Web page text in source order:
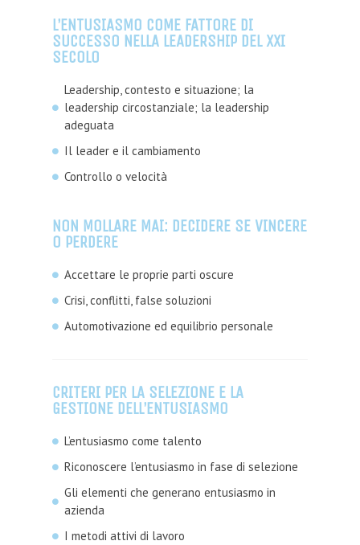
L’ENTUSIASMO COME FATTORE DI
SUCCESSO NELLA LEADERSHIP DEL XXI
SECOLO
Leadership, contesto e situazione; la
leadership circostanziale; la leadership
adeguata
Il leader e il cambiamento
Controllo o velocità
NON MOLLARE MAI: DECIDERE SE VINCERE
O PERDERE
Accettare le proprie parti oscure
Crisi, conflitti, false soluzioni
Automotivazione ed equilibrio personale
CRITERI PER LA SELEZIONE E LA
GESTIONE DELL’ENTUSIASMO
L’entusiasmo come talento
Riconoscere l’entusiasmo in fase di selezione
Gli elementi che generano entusiasmo in
azienda
I metodi attivi di lavoro